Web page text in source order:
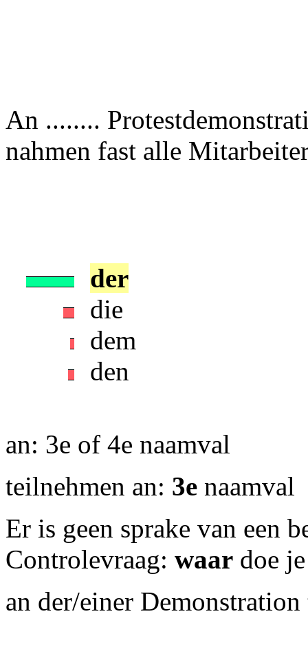
An ........
nahmen fast alle
der
die
dem
den
an: 3e of 4e naamval
teilnehmen an: 3e naamval
Er is geen sprake van een
Controlevraag: waar doe
an der/einer